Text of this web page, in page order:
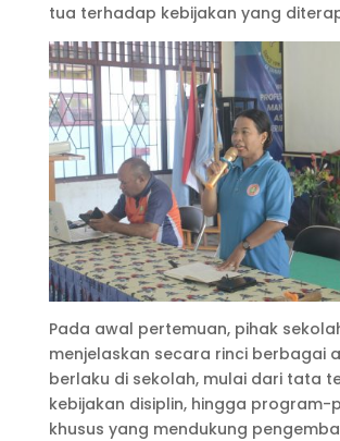
tua terhadap kebijakan yang
Pada awal pertemuan, pihak
menjelaskan secara rinci berbagai
berlaku di sekolah, mulai dari tata
kebijakan disiplin, hingga program-
khusus yang mendukung